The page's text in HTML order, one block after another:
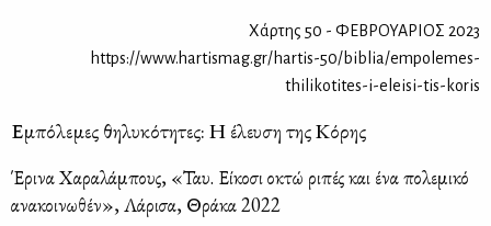
Χάρτης 50 - ΦΕΒΡΟΥΑΡΙΟΣ 2023
https://www.hartismag.gr/hartis-50/biblia/empolemes-
thilikotites-i-eleisi-tis-koris
Εμπόλεμες θηλυκότητες: Η έλευση της Κόρης
Έρινα Χαραλάμπους, «Ταυ. Είκοσι οκτώ ριπές και ένα πολεμικό
ανακοινωθέν», Λάρισα, Θράκα 2022